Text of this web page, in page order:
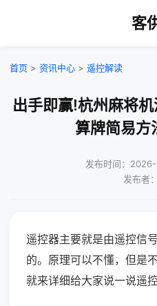
客
首页 > 资讯中心 > 遥控解读
出手即赢!杭州麻将
算牌简易方
发布时间：
发布者
遥控器主要就是由遥控信
的。原理可以不懂，但是
就来详细给大家说一说遥